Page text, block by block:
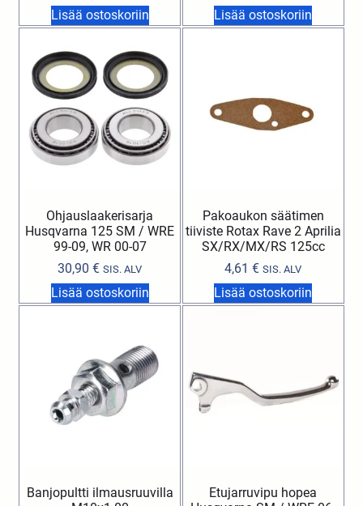
Lisää ostoskoriin Lisää ostoskoriin
Ohjauslaakerisarja
Husqvarna 125 SM / WRE
99-09, WR 00-07
30,90€ SIS. ALV
Lisää ostoskoriin
Pakoaukon säätimen
tiiviste Rotax Rave 2 Aprilia
SX/RX/MX/RS 125cc
4,61€ SIS. ALV
Lisää ostoskoriin
Banjopultti ilmausruuvilla
Etujarruvipu hopea